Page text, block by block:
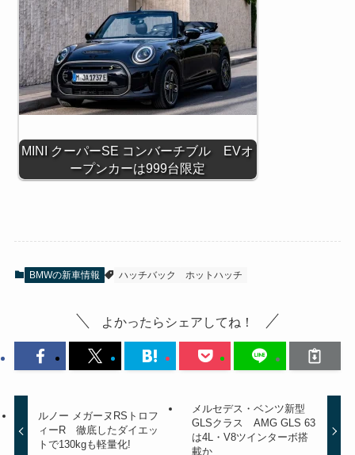
MINI クーパーSE コンバーチブル EVオ
ープンカーは999台限定
BMWの新車情報 ハッチバック ホットハッチ
よかったらシェアしてね！
ルノー メガーヌRSトロフ
ィーR 徹底したダイエッ
トで130kgも軽量化!
メルセデス・ベンツ新型
GLSクラス AMG GLS 63
は4L・V8ツインターボ搭
載か